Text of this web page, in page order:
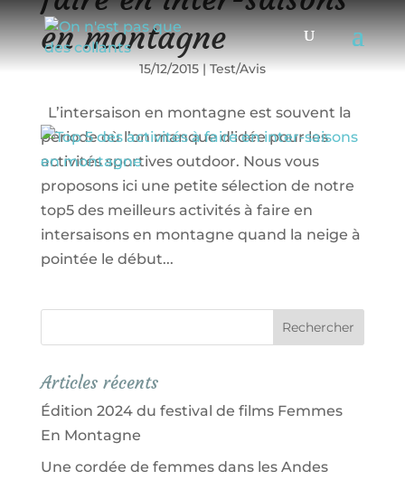
en montagne
15/12/2015|Test/Avis
L’intersaison en montagne est souvent la
période où l’on manque d’idée pour les
activités sportives outdoor. Nous vous
proposons ici une petite sélection de notre
top5 des meilleurs activités à faire en
intersaisons en montagne quand la neige à
pointée le début...
Articles récents
Édition 2024 du festival de films Femmes
En Montagne
Une cordée de femmes dans les Andes